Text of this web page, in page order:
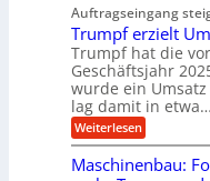
e
n
b
a
u
a
u
f
e
n
f
ü
h
r
u
n
g
e
n
r
t
u
n
g
s
r
e
e
Auftragseingang
Trumpf erzielt
Trumpf hat die
Geschäftsjahr
wurde ein
lag damit in etwa…
Weiterlesen:
T
u
Maschinenbau: